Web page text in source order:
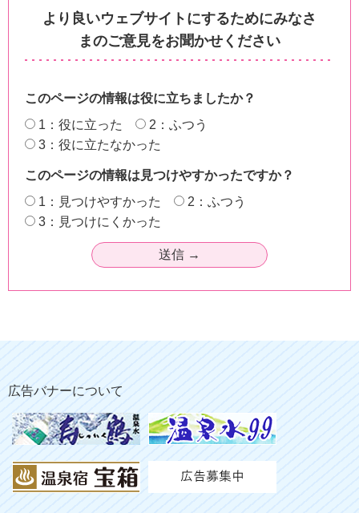
より良いウェブサイトにするためにみなさ
まのご意見をお聞かせください
このページの情報は役に立ちましたか？
1：役に立った
2：ふつう
3：役に立たなかった
このページの情報は見つけやすかったですか？
1：見つけやすかった
2：ふつう
3：見つけにくかった
広告バナーについて